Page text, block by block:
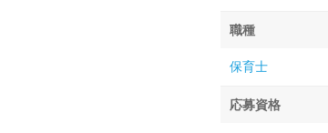
職種
保育士
応募資格